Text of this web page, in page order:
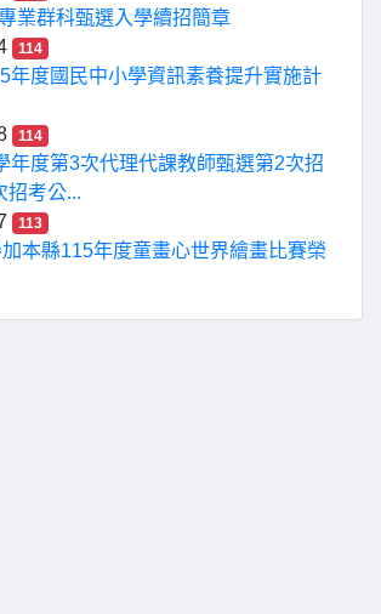
業群科甄選入學續招簡章
114
年度國民中小學資訊素養提升實施計
114
年度第3次代理代課教師甄選第2次招
招考公...
113
本縣115年度童畫心世界繪畫比賽榮